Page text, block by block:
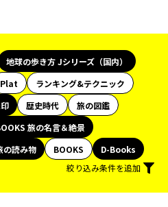
地球の歩き方 Jシリーズ（国内）
Plat
ランキング&テクニック
歴史時代
旅の図鑑
旅の名言＆絶景
の読み物 BOOKS
D-Books
絞り込み条件を追加